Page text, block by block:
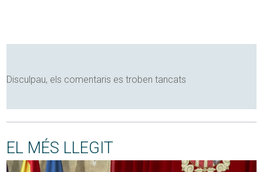
Disculpau, els comentaris es troben tancats
EL MÉS LLEGIT